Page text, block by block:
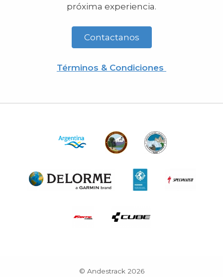
próxima experiencia.
Contactanos
Términos & Condiciones
© Andestrack 2026